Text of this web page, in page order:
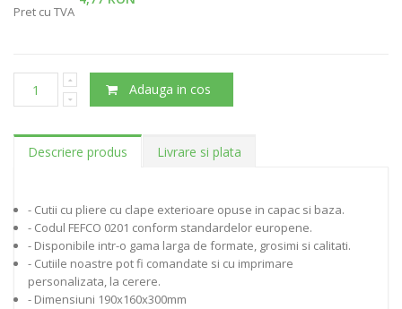
Pret cu TVA
Adauga in cos
Descriere produs Livrare si plata
- Cutii cu pliere cu clape exterioare opuse in capac si baza.
- Codul FEFCO 0201 conform standardelor europene.
- Disponibile intr-o gama larga de formate, grosimi si calitati.
- Cutiile noastre pot fi comandate si cu imprimare
personalizata, la cerere.
- Dimensiuni 190x160x300mm